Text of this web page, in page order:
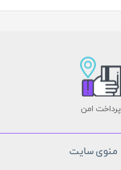
پرداخت امن
منوی سایت